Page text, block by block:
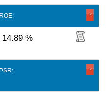
ROE:
14.89 %
PSR: